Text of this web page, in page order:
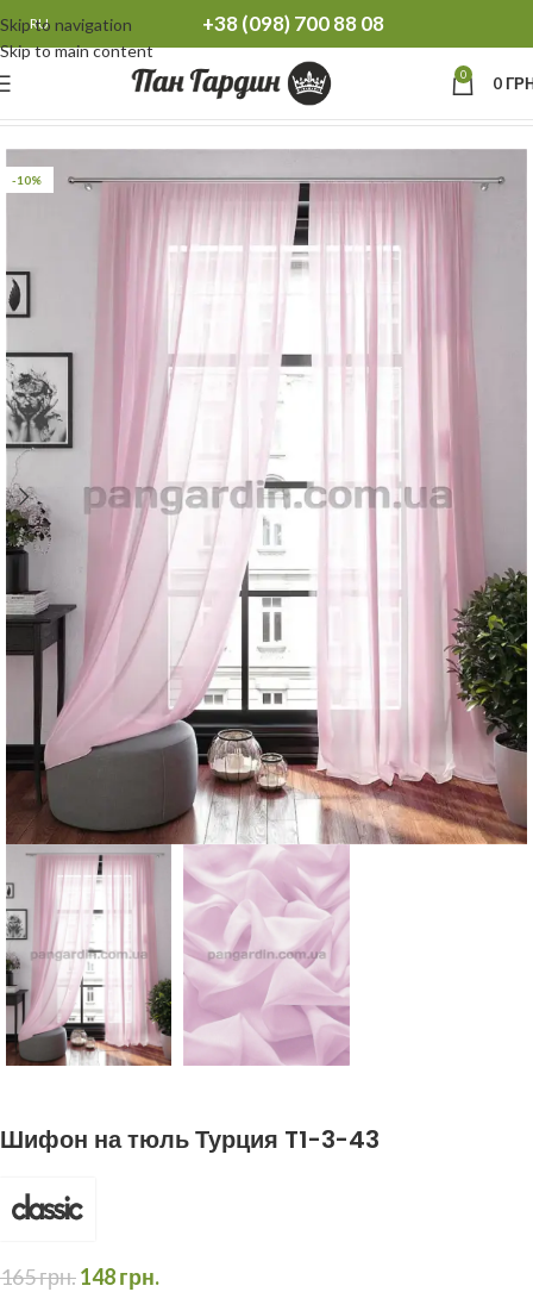
Skip to navigation
Skip to main content
RU +38 (098) 700 88 08
0 0
Главная Тюль однотонная
-10%
Шифон на тюль Турция T1-3-43
165грн.148грн.